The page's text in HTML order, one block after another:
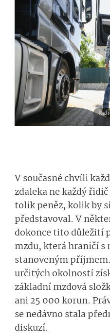
V současné chvíli
zdaleka ne každý
tolik peněz, kolik by
představoval. V
dokonce tito důležití
mzdu, která hraničí
stanoveným
určitých okolností
základní mzdová
ani 25 000 korun.
se nedávno stala
diskuzí.